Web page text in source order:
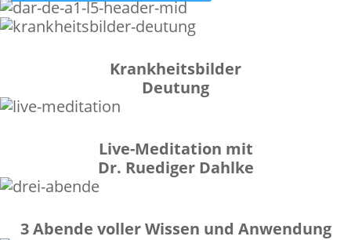
Krankheitsbilder
Deutung
Live-Meditation mit
Dr. Ruediger Dahlke
3 Abende voller Wissen und Anwendung